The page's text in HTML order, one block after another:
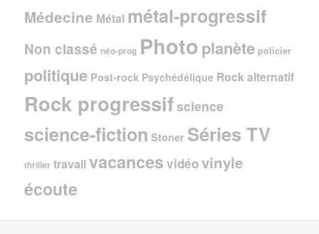
Médecine Métal métal-progressif
Non classé néo-prog Photo planète policier
politique Post-rock Psychédélique Rock alternatif
Rock progressifscience
science-fiction Stoner Séries TV
thriller travail vacances vidéovinyle
écoute